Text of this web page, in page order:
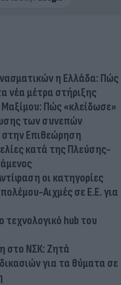
η Ελλάδα: Πώς
νέα μέτρα στήριξης
Πώς «κλείδωσε»
των συνεπών
Επιθεώρηση
κατά της Πλεύσης-
οι κατηγορίες
Αιχμές σε Ε.Ε. για
τεχνολογικό hub του
στο ΝΣΚ: Ζητά
για τα θύματα σε